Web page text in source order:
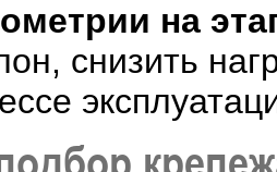
на
снизить